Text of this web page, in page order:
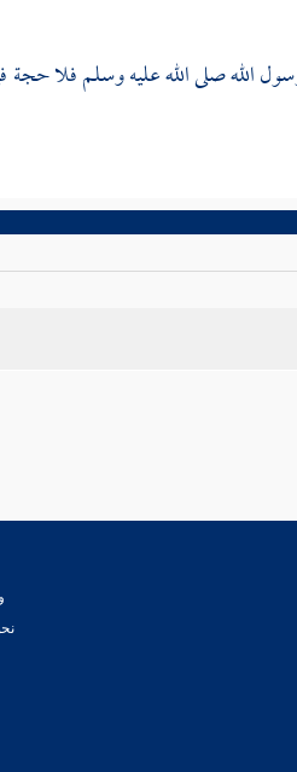
صلى الله عليه وسلم فلا حجة